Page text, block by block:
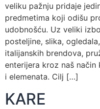
veliku pažnju pridaje
predmetima koji odišu
udobnošću. Uz veliki
posteljine, slika,
italijanskih brendova,
enterijera kroz naš
i elemenata. Cilj […]
KARE